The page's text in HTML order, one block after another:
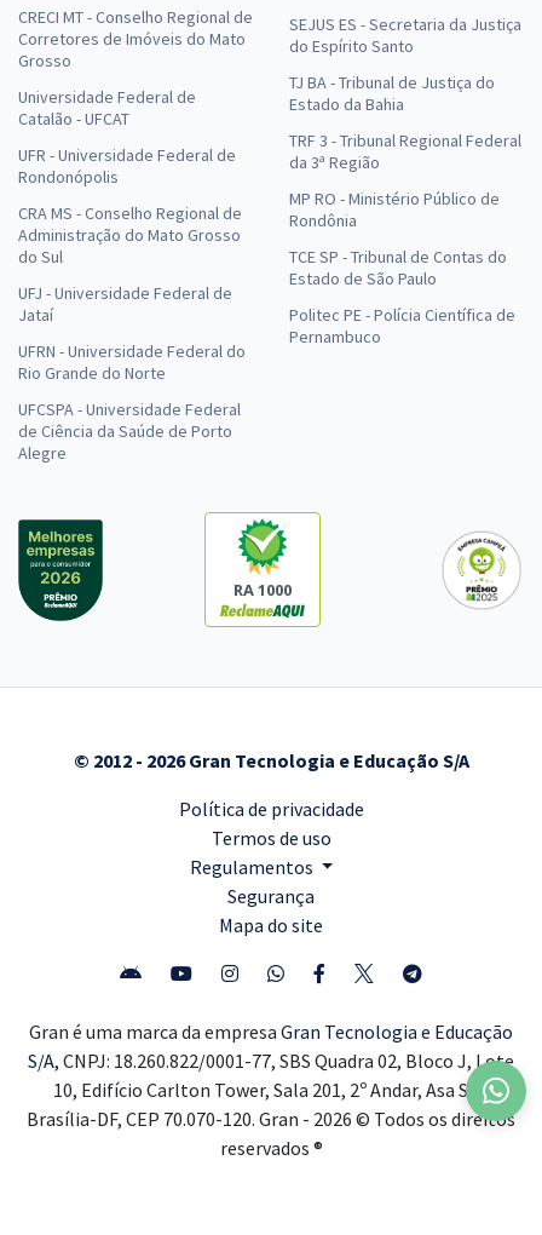
CRECI MT - Conselho Regional de
Corretores de Imóveis do Mato
Grosso
Universidade Federal de
Catalão - UFCAT
UFR - Universidade Federal de
Rondonópolis
CRA MS - Conselho Regional de
Administração do Mato Grosso
do Sul
UFJ - Universidade Federal de
Jataí
UFRN - Universidade Federal do
Rio Grande do Norte
UFCSPA - Universidade Federal
de Ciência da Saúde de Porto
Alegre
SEJUS ES - Secretaria da Justiça
do Espírito Santo
TJ BA - Tribunal de Justiça do
Estado da Bahia
TRF 3 - Tribunal Regional Federal
da 3ª Região
MP RO - Ministério Público de
Rondônia
TCE SP - Tribunal de Contas do
Estado de São Paulo
Politec PE - Polícia Científica de
Pernambuco
RA 1000
© 2012 - 2026 Gran Tecnologia e Educação S/A
Política de privacidade
Termos de uso
Regulamentos
Segurança
Mapa do site
Gran é uma marca da empresa Gran Tecnologia e Educação
S/A, CNPJ: 18.260.822/0001-77, SBS Quadra 02, Bloco J, Lote
10, Edifício Carlton Tower, Sala 201, 2º Andar, Asa Sul,
Brasília-DF, CEP 70.070-120. Gran - 2026 © Todos os direitos
reservados ®